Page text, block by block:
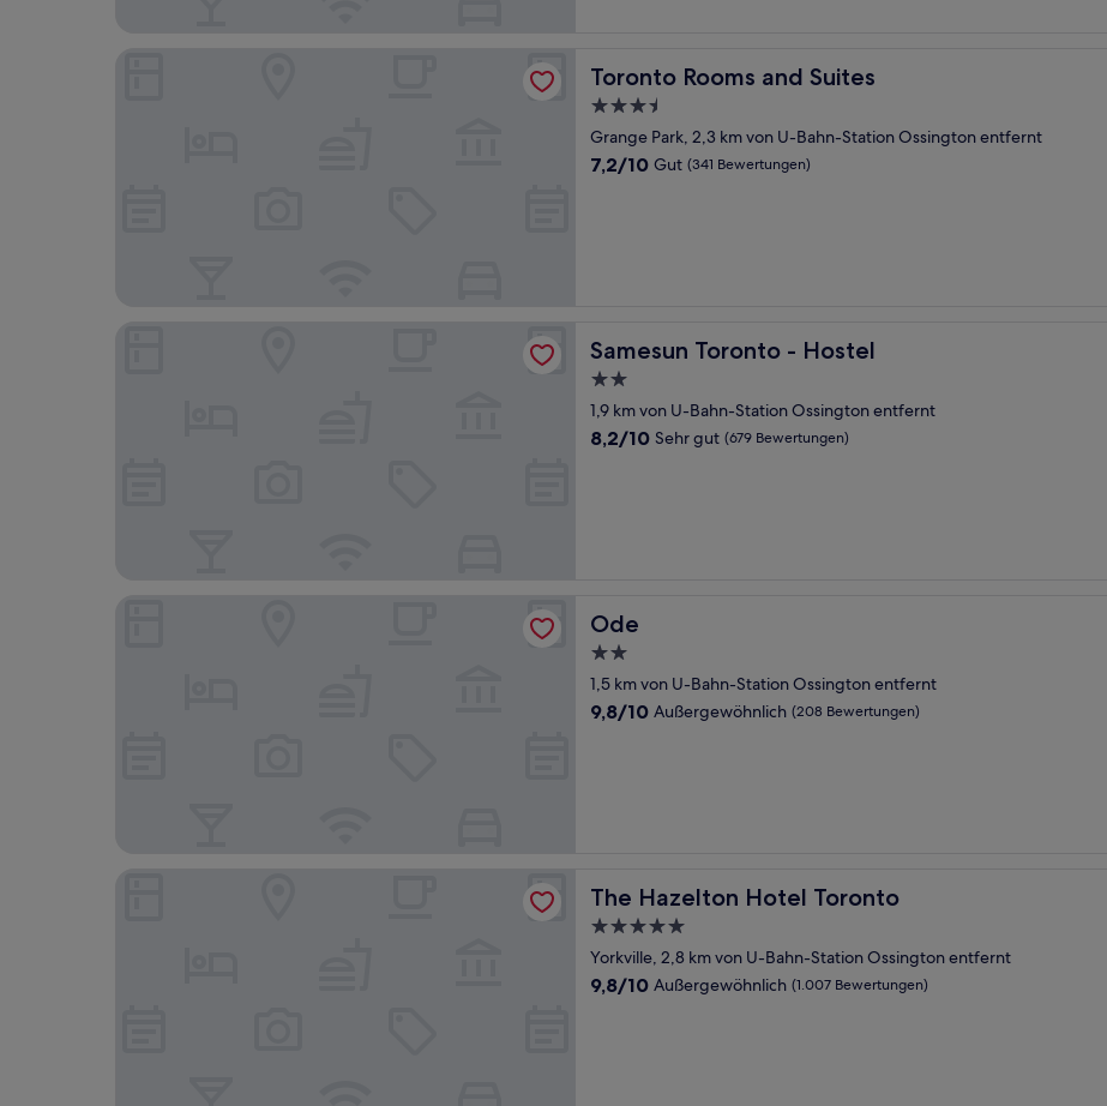
Toronto Rooms and Suites
Toronto Rooms and Suites
3.5-
Sterne-
Unterkunft
Grange Park, 2,3 km von U-Bahn-Station Ossington entfernt
7.2
7,2/10 Gut (341 Bewertungen)
Samesun Toronto - Hostel
Samesun Toronto - Hostel
2.0-
Sterne-
Unterkunft
1,9 km von U-Bahn-Station Ossington entfernt
8.2
8,2/10 Sehr gut (679 Bewertungen)
Ode
Ode
2.0-
Sterne-
Unterkunft
1,5 km von U-Bahn-Station Ossington entfernt
9.8
9,8/10 Außergewöhnlich (208 Bewertungen)
The Hazelton Hotel Toronto
The Hazelton Hotel Toronto
5.0-
Sterne-
Unterkunft
Yorkville, 2,8 km von U-Bahn-Station Ossington entfernt
9.8
9,8/10 Außergewöhnlich (1.007 Bewertungen)